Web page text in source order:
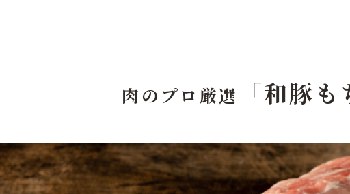
肉のプロ厳選 「和豚